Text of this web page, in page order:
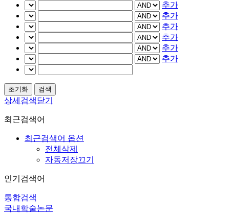
추가
추가
추가
추가
추가
추가
상세검색닫기
최근검색어
최근검색어 옵션
전체삭제
자동저장끄기
인기검색어
통합검색
국내학술논문